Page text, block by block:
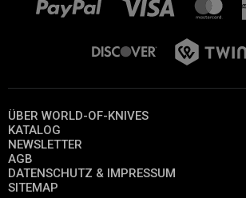
ÜBER WORLD-OF-KNIVES
KATALOG
NEWSLETTER
AGB
DATENSCHUTZ & IMPRESSUM
SITEMAP